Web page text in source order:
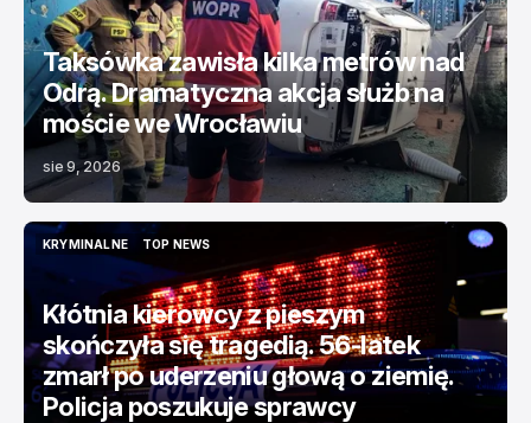
Taksówka zawisła kilka metrów nad
Odrą. Dramatyczna akcja służb na
moście we Wrocławiu
sie 9, 2026
KRYMINALNE
KRYMINALNE
TOP NEWS
TOP NEWS
Kłótnia kierowcy z pieszym
skończyła się tragedią. 56-latek
zmarł po uderzeniu głową o ziemię.
Policja poszukuje sprawcy